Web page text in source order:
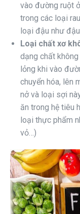
vào đường ruột
trong các loại
loại đậu như
Loại chất xơ
dạng chất
lỏng khi vào
chuyển hóa, lên
nở và loại sợi
ăn trong hệ tiêu
loại thực phẩm
vỏ…)